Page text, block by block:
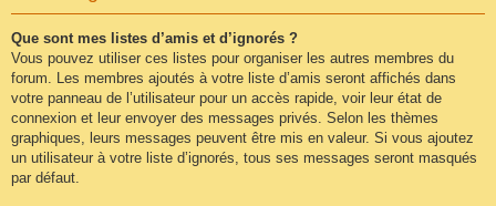
Que sont mes listes d’amis et d’ignorés ?
Vous pouvez utiliser ces listes pour organiser les autres membres du
forum. Les membres ajoutés à votre liste d’amis seront affichés dans
votre panneau de l’utilisateur pour un accès rapide, voir leur état de
connexion et leur envoyer des messages privés. Selon les thèmes
graphiques, leurs messages peuvent être mis en valeur. Si vous ajoutez
un utilisateur à votre liste d’ignorés, tous ses messages seront masqués
par défaut.